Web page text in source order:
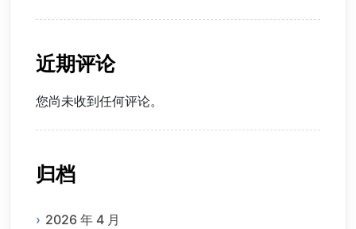
近期评论
您尚未收到任何评论。
归档
2026 年 4 月